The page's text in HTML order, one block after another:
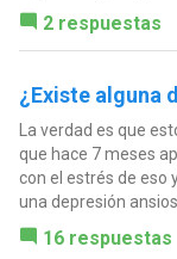
2 respuestas
¿Existe alguna
La verdad es que
que hace 7 meses
con el estrés de eso
una depresión
16 respuestas